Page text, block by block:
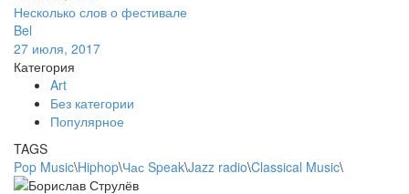
Несколько слов о фестивале
Bel
27 июля, 2017
Категория
Art
Без категории
Популярное
TAGS
Pop Music\Hiphop\Час Speak\Jazz radio\Classical Music\